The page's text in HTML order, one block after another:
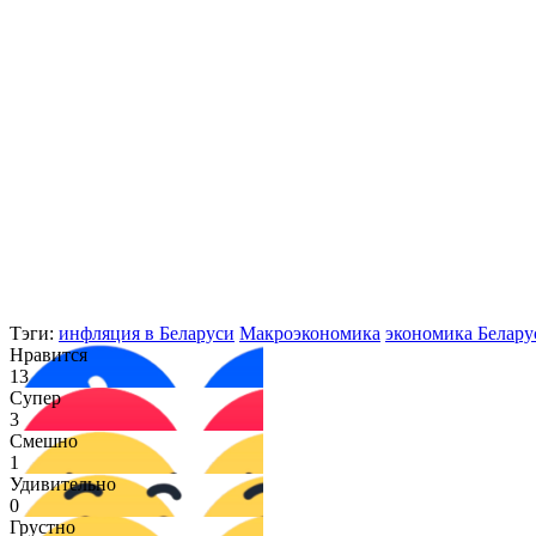
Тэги: инфляция в Беларуси Макроэкономика экономика
Нравится
13
Супер
3
Смешно
1
Удивительно
0
Грустно